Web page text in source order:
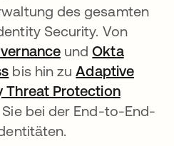
des gesamten
Security. Von
undOkta
bis hin zuAdaptive
Threat Protection
bei der End-to-End-